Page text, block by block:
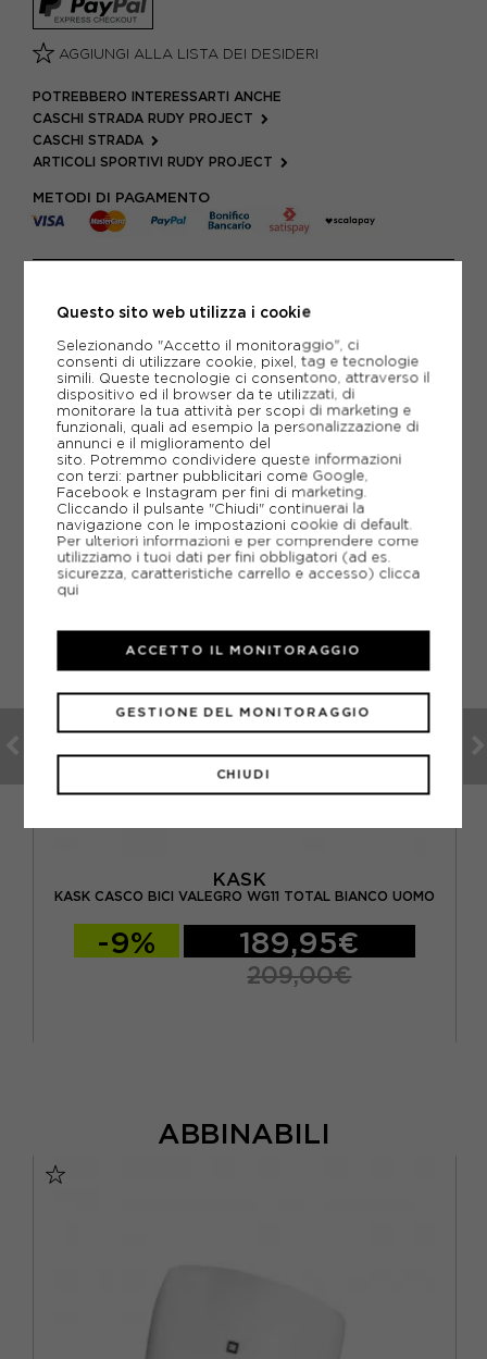
AGGIUNGI ALLA LISTA DEI DESIDERI
POTREBBERO INTERESSARTI ANCHE
CASCHI STRADA RUDY PROJECT
CASCHI STRADA
ARTICOLI SPORTIVI RUDY PROJECT
METODI DI PAGAMENTO
GUIDA ALLE TAGLIE
CONSIGLIATI DA NOI
KASK
KASK CASCO BICI VALEGRO WG11 TOTAL BIANCO UOMO
-9% 189,95€
209,00€
ABBINABILI
Questo sito web utilizza i cookie
Selezionando "Accetto il monitoraggio", ci
consenti di utilizzare cookie, pixel, tag e tecnologie
simili. Queste tecnologie ci consentono, attraverso il
dispositivo ed il browser da te utilizzati, di
monitorare la tua attività per scopi di marketing e
funzionali, quali ad esempio la personalizzazione di
annunci e il miglioramento del
sito. Potremmo condividere queste informazioni
con terzi: partner pubblicitari come Google,
Facebook e Instagram per fini di marketing.
Cliccando il pulsante "Chiudi" continuerai la
navigazione con le impostazioni cookie di default.
Per ulteriori informazioni e per comprendere come
utilizziamo i tuoi dati per fini obbligatori (ad es.
sicurezza, caratteristiche carrello e accesso) clicca
qui
CHIUDI
GESTIONE DEL MONITORAGGIO
ACCETTO IL MONITORAGGIO